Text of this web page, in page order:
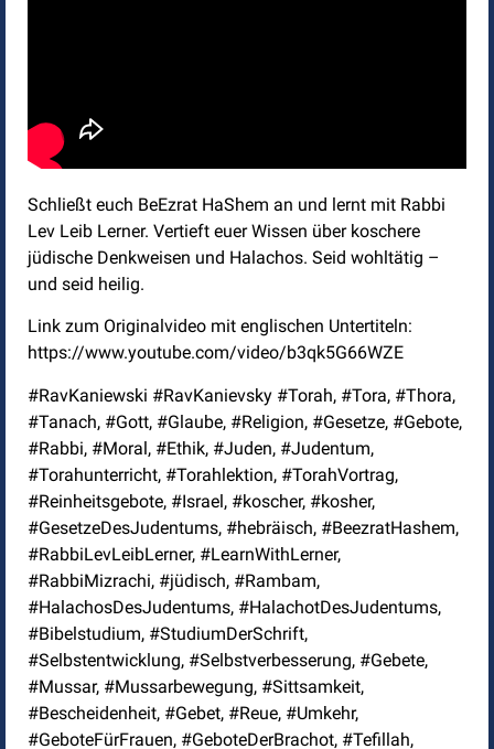
Schließt euch BeEzrat HaShem an und lernt mit Rabbi
Lev Leib Lerner. Vertieft euer Wissen über koschere
jüdische Denkweisen und Halachos. Seid wohltätig –
und seid heilig.
Link zum Originalvideo mit englischen Untertiteln:
https://www.youtube.com/video/b3qk5G66WZE
#RavKaniewski #RavKanievsky #Torah, #Tora, #Thora,
#Tanach, #Gott, #Glaube, #Religion, #Gesetze, #Gebote,
#Rabbi, #Moral, #Ethik, #Juden, #Judentum,
#Torahunterricht, #Torahlektion, #TorahVortrag,
#Reinheitsgebote, #Israel, #koscher, #kosher,
#GesetzeDesJudentums, #hebräisch, #BeezratHashem,
#RabbiLevLeibLerner, #LearnWithLerner,
#RabbiMizrachi, #jüdisch, #Rambam,
#HalachosDesJudentums, #HalachotDesJudentums,
#Bibelstudium, #StudiumDerSchrift,
#Selbstentwicklung, #Selbstverbesserung, #Gebete,
#Mussar, #Mussarbewegung, #Sittsamkeit,
#Bescheidenheit, #Gebet, #Reue, #Umkehr,
#GeboteFürFrauen, #GeboteDerBrachot, #Tefillah,